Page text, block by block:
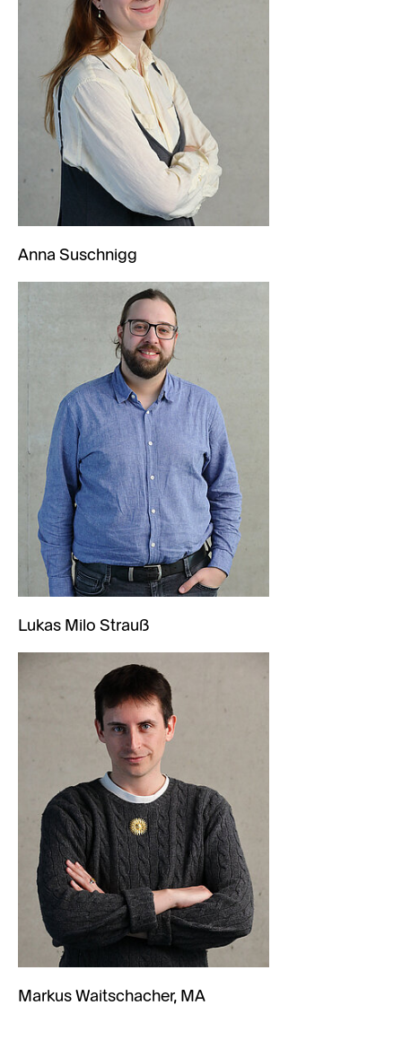
Anna Suschnigg
Lukas Milo Strauß
Markus Waitschacher, MA